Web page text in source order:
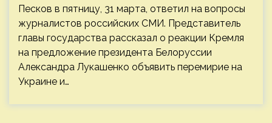
Песков в пятницу, 31 марта, ответил на вопросы
журналистов российских СМИ. Представитель
главы государства рассказал о реакции Кремля
на предложение президента Белоруссии
Александра Лукашенко объявить перемирие на
Украине и…